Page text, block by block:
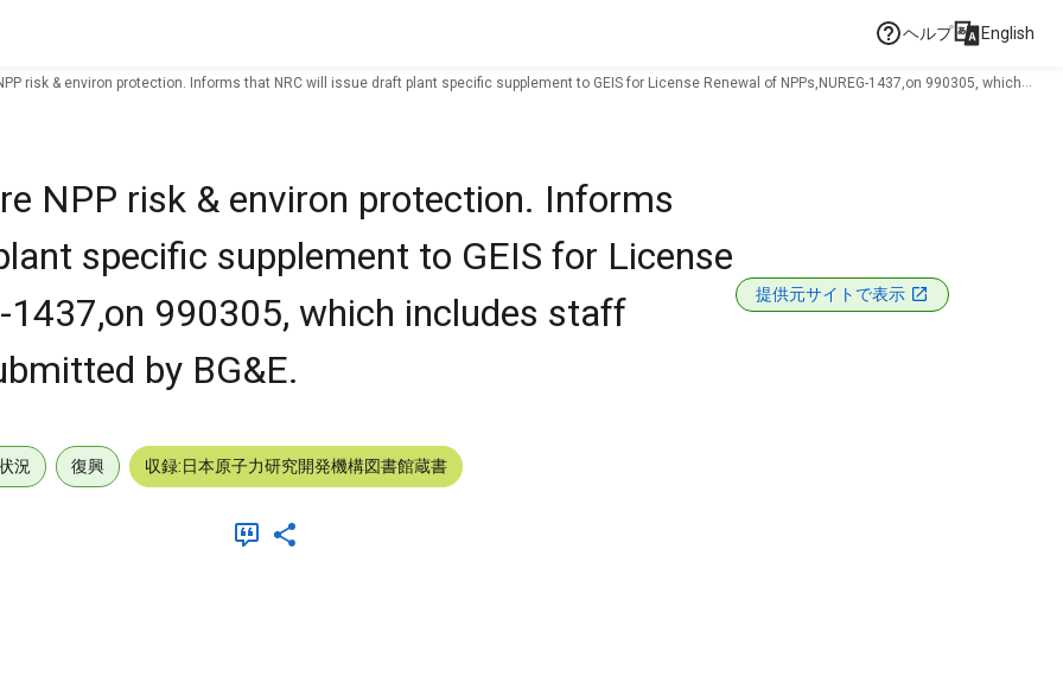
ヘルプ English
risk & environ protection. Informs that NRC will issue draft plant specific supplement to GEIS for License Renewal of NPPs,NUREG-1437,on 990305, which
NPP risk & environ protection. Informs
specific supplement to GEIS for License
1437,on 990305, which includes staff
by BG&E.
提供元サイトで表示
況 復興 収録:日本原子力研究開発機構図書館蔵書